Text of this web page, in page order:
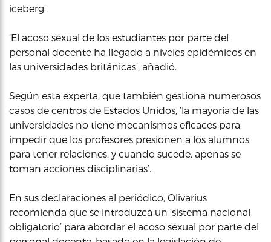
iceberg’.
‘El acoso sexual de los estudiantes por parte del
personal docente ha llegado a niveles epidémicos en
las universidades británicas’, añadió.
Según esta experta, que también gestiona numerosos
casos de centros de Estados Unidos, ‘la mayoría de las
universidades no tiene mecanismos eficaces para
impedir que los profesores presionen a los alumnos
para tener relaciones, y cuando sucede, apenas se
toman acciones disciplinarias’.
En sus declaraciones al periódico, Olivarius
recomienda que se introduzca un ‘sistema nacional
obligatorio’ para abordar el acoso sexual por parte del